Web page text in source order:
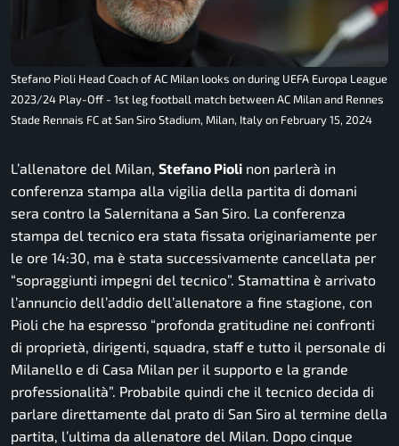
Stefano Pioli Head Coach of AC Milan looks on during UEFA Europa League
2023/24 Play-Off - 1st leg football match between AC Milan and Rennes
Stade Rennais FC at San Siro Stadium, Milan, Italy on February 15, 2024
L’allenatore del Milan, Stefano Pioli non parlerà in
conferenza stampa alla vigilia della partita di domani
sera contro la Salernitana a San Siro. La conferenza
stampa del tecnico era stata fissata originariamente per
le ore 14:30, ma è stata successivamente cancellata per
“sopraggiunti impegni del tecnico”. Stamattina è arrivato
l’annuncio dell’addio dell’allenatore a fine stagione, con
Pioli che ha espresso “profonda gratitudine nei confronti
di proprietà, dirigenti, squadra, staff e tutto il personale di
Milanello e di Casa Milan per il supporto e la grande
professionalità”. Probabile quindi che il tecnico decida di
parlare direttamente dal prato di San Siro al termine della
partita, l’ultima da allenatore del Milan. Dopo cinque